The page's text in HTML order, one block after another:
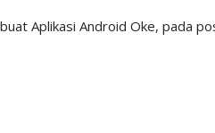
Aplikasi Android Oke, pada